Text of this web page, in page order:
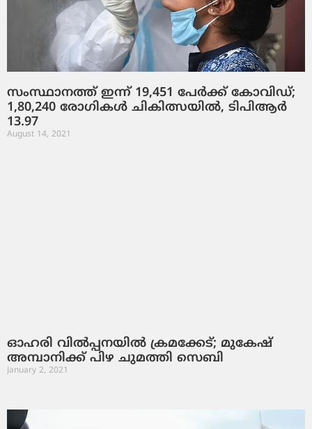
സംസ്ഥാനത്ത് ഇന്ന് 19,451 പേര്‍ക്ക് കോവിഡ്;
1,80,240 രോഗികള്‍ ചികിത്സയില്‍, ടിപിആര്‍
13.97
August 14, 2021
ഓഹരി വില്‍പ്പനയില്‍ ക്രമക്കേട്; മുകേഷ്
അമ്പാനിക്ക് പിഴ ചുമത്തി സെബി
January 2, 2021